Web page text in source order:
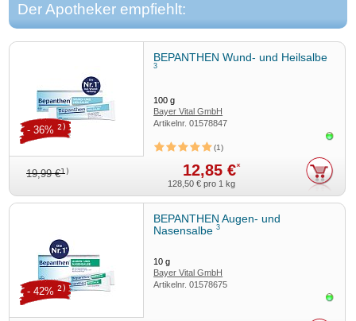
Wollwachs. Packungsbeilage beachten.
und fragen Sie Ihre Ärztin, Ihren Arzt oder in Ihrer Apotheke.
Pharmazeutischer Unternehmer: Recordati Pharma GmbH, 89075
Stand: August 2022.
Der Apotheker empfiehlt:
BEPANTHEN Wund- und Heilsalbe
3
100g
Bayer Vital GmbH
Artikelnr.01578847
1
19,99 €1) 12,85 €*
- 36% 2)
128,50 € pro 1 kg
BEPANTHEN Augen- und
Nasensalbe3
10g
Bayer Vital GmbH
Artikelnr.01578675
- 42% 2)